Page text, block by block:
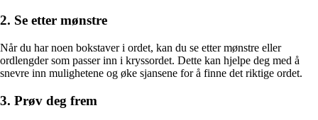
2. Se etter mønstre
Når du har noen bokstaver i ordet, kan du se etter mønstre eller
ordlengder som passer inn i kryssordet. Dette kan hjelpe deg med å
snevre inn mulighetene og øke sjansene for å finne det riktige ordet.
3. Prøv deg frem